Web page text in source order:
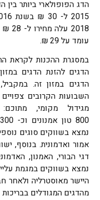
עומד על 29 ₪.
במסגרת ההכנות לקראת
הדגים להזנת הדגים
הדגים במזון זה.
נמצא בשווקים סוגים
דגי הבורי, האמנון,
נמצא בשווקים במגמת
היישר מאוסטרליה ולאחר
מהדגים המגודלים